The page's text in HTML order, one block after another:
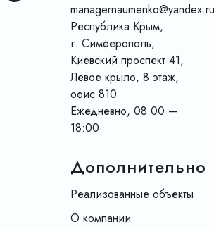
managernaumenko@yandex.ru
Республика Крым,
г. Симферополь,
Киевский проспект 41,
Левое крыло, 8 этаж,
офис 810
Ежедневно, 08:00 —
18:00
Дополнительно
Реализованные объекты
О компании